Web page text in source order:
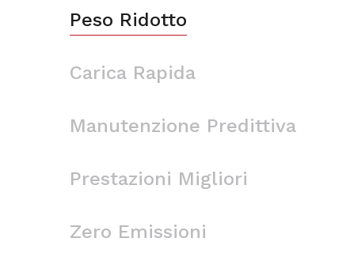
Peso Ridotto
Carica Rapida
Manutenzione Predittiva
Prestazioni Migliori
Zero Emissioni